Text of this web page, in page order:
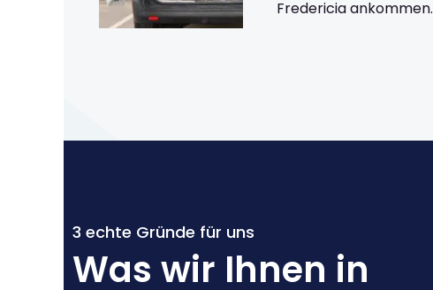
Fredericia ankommen.
3 echte Gründe für uns
Was wir Ihnen in